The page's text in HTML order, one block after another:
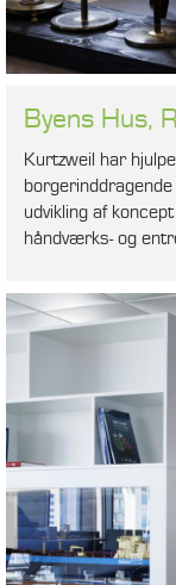
Byens Hus,
Kurtzweil har
udvikling af
håndværks- og